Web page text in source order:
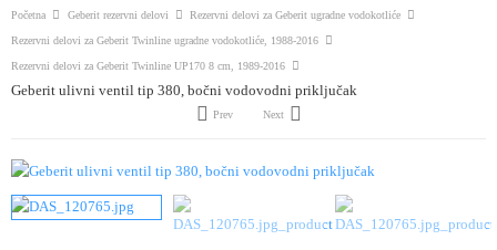
Početna Geberit rezervni delovi Rezervni delovi za Geberit ugradne vodokotliće
Rezervni delovi za Geberit Twinline ugradne vodokotliće, 1988-2016
Rezervni delovi za Geberit Twinline UP170 8 cm, 1989-2016
Geberit ulivni ventil tip 380, bočni vodovodni priključak
Prev Next